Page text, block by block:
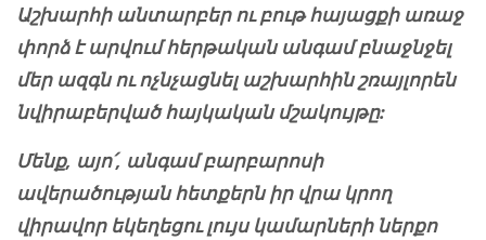
Աշխարհի անտարբեր ու բութ հայացքի առաջ
փորձ է արվում հերթական անգամ բնաջնջել
մեր ազգն ու ոչնչացնել աշխարհին շռայլորեն
նվիրաբերված հայկական մշակույթը:
Մենք, այո՛, անգամ բարբարոսի
ավերածության հետքերն իր վրա կրող
վիրավոր եկեղեցու լույս կամարների ներքո